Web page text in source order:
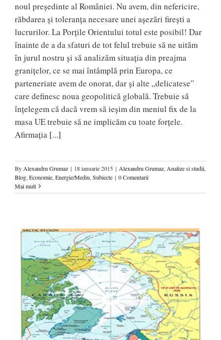
noul preşedinte al României. Nu avem, din nefericire,
răbdarea şi toleranţa necesare unei aşezări fireşti a
lucrurilor. La Porţile Orientului totul este posibil! Dar
înainte de a da sfaturi de tot felul trebuie să ne uităm
în jurul nostru şi să analizăm situaţia din preajma
graniţelor, ce se mai întâmplă prin Europa, ce
parteneriate avem de onorat, dar şi alte „delicatese”
care definesc noua geopolitică globală. Trebuie să
înţelegem că dacă vrem să ieşim din meniul fix de la
masa UE trebuie să ne implicăm cu toate forţele.
Afirmaţia [...]
By Alexandru Grumaz | 18 ianuarie 2015 | Alexandru Grumaz, Analize si studii,
Blog, Economie, Energie/Mediu, Subiecte | 0 Comentarii
Mai mult